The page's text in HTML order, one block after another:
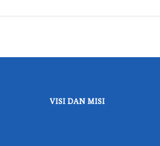
VISI DAN MISI